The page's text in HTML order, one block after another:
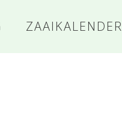
ZAAIKALENDER